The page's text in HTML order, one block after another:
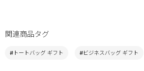
関連商品タグ
#トートバッグ ギフト #ビジネスバッグ ギフト